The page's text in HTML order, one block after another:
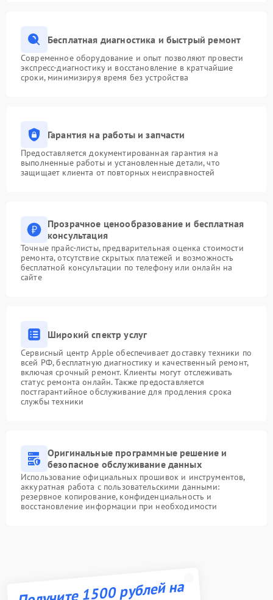
Бесплатная диагностика и быстрый ремонт
Современное оборудование и опыт позволяют провести
экспресс-диагностику и восстановление в кратчайшие
сроки, минимизируя время без устройства
Гарантия на работы и запчасти
Предоставляется документированная гарантия на
выполненные работы и установленные детали, что
защищает клиента от повторных неисправностей
Прозрачное ценообразование и бесплатная
консультация
Точные прайс-листы, предварительная оценка стоимости
ремонта, отсутствие скрытых платежей и возможность
бесплатной консультации по телефону или онлайн на
сайте
Широкий спектр услуг
Сервисный центр Apple обеспечивает доставку техники по
всей РФ, бесплатную диагностику и качественный ремонт,
включая срочный ремонт. Клиенты могут отслеживать
статус ремонта онлайн. Также предоставляется
постгарантийное обслуживание для продления срока
службы техники
Оригинальные программные решение и
безопасное обслуживание данных
Использование официальных прошивок и инструментов,
аккуратная работа с пользовательскими данными:
резервное копирование, конфиденциальность и
восстановление информации при необходимости